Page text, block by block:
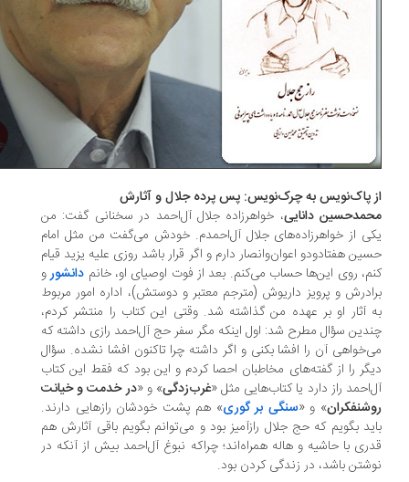
پاک‌نویس به چرک‌نویس: پس پرده‌ جلال و آثارش
دانایی ، خواهرزاده جلال آل‌احمد در سخنانی گفت: من
از خواهرزاده‌های جلال آل‌احمدم. خودش می‌گفت من مثل امام
هفتادودو اعوان‌وانصار دارم و اگر قرار باشد روزی علیه یزید قیام
روی این‌ها حساب می‌کنم. بعد از فوت اوصیای او، خانمدانشور و
و پرویز داریوش (مترجم معتبر و دوستش)، اداره‌ امور مربوط
آثار او بر عهده من گذاشته شد. وقتی این کتاب را منتشر کردم،
سؤال مطرح شد: اول اینکه مگر سفر حج آل‌احمد رازی داشته که
آن را افشا بکنی و اگر داشته چرا تاکنون افشا نشده. سؤال
را از گفته‌های مخاطبان احصا کردم و این بود که فقط این کتاب
راز دارد یا کتاب‌هایی مثل «غرب‌زدگی» و «در خدمت و خیانت
» و «سنگی بر گوری» هم پشت خودشان رازهایی دارند.
بگویم که حج جلال رازآمیز بود و می‌توانم بگویم باقی آثارش هم
با حاشیه و هاله همراه‌اند؛ چراکه نبوغ آل‌احمد بیش از آنکه در
باشد، در زندگی کردن بود.